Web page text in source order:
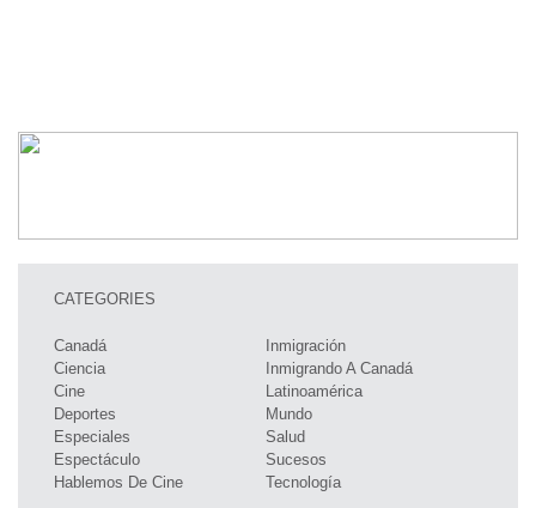
CATEGORIES
Canadá
Ciencia
Cine
Deportes
Especiales
Espectáculo
Hablemos De Cine
Inmigración
Inmigrando A Canadá
Latinoamérica
Mundo
Salud
Sucesos
Tecnología